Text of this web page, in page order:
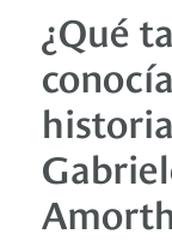
¿Qué